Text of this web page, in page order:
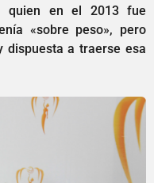
quien en el 2013 fue
«sobre peso», pero
dispuesta a traerse esa